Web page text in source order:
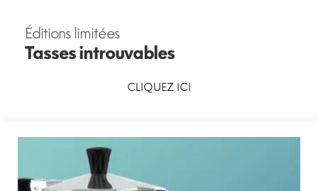
Éditions limitées
Tasses introuvables
CLIQUEZ ICI